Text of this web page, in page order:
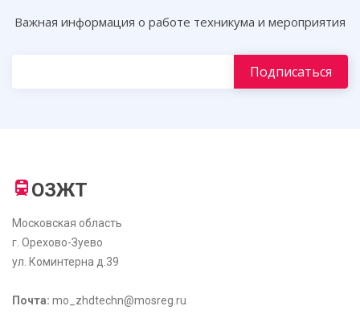
Важная информация о работе техникума и мероприятия
ОЗЖТ
Московская область
г. Орехово-Зуево
ул. Коминтерна д.39
Почта: mo_zhdtechn@mosreg.ru